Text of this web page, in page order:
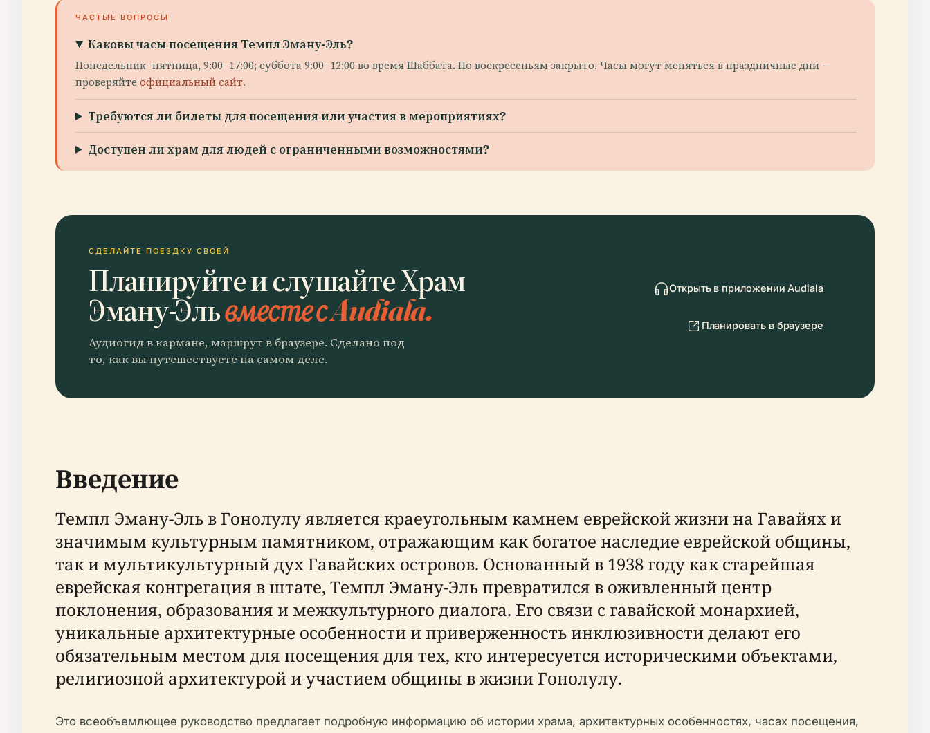
ЧАСТЫЕ ВОПРОСЫ
Каковы часы посещения Темпл Эману-Эль?
Понедельник–пятница, 9:00–17:00; суббота 9:00–12:00 во время Шаббата. По воскресеньям закрыто. Часы могут меняться в праздничные дни —
проверяйте официальный сайт.
Требуются ли билеты для посещения или участия в мероприятиях?
Доступен ли храм для людей с ограниченными возможностями?
СДЕЛАЙТЕ ПОЕЗДКУ СВОЕЙ
Планируйте и слушайте Храм
Эману-Эльвместе с Audiala.
Аудиогид в кармане, маршрут в браузере. Сделано под
то, как вы путешествуете на самом деле.
Открыть в приложении Audiala
Планировать в браузере
Введение
Темпл Эману-Эль в Гонолулу является краеугольным камнем еврейской жизни на Гавайях и
значимым культурным памятником, отражающим как богатое наследие еврейской общины,
так и мультикультурный дух Гавайских островов. Основанный в 1938 году как старейшая
еврейская конгрегация в штате, Темпл Эману-Эль превратился в оживленный центр
поклонения, образования и межкультурного диалога. Его связи с гавайской монархией,
уникальные архитектурные особенности и приверженность инклюзивности делают его
обязательным местом для посещения для тех, кто интересуется историческими объектами,
религиозной архитектурой и участием общины в жизни Гонолулу.
Это всеобъемлющее руководство предлагает подробную информацию об истории храма, архитектурных особенностях, часах посещения,